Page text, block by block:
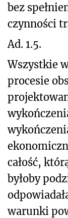
bez
czynności
Ad. 1.5.
Wszystkie
procesie
całość,
byłoby
warunki